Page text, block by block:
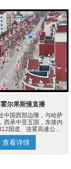
尔果斯慢直播
中国西部边陲，与哈萨
西承中亚五国，东接内
国道、连霍高速公...
查看详情